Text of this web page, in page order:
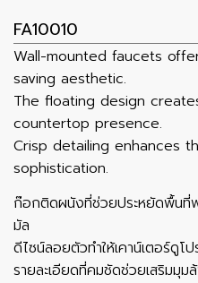
FA10010
Wall-mounted faucets
saving aesthetic.
The floating design
countertop presence.
Crisp detailing enhances
sophistication.
ก๊อกติดผนังที่ช่วยประหยัดพื้นที่
มัล
ดีไซน์ลอยตัวทำให้เคาน์เตอร์ดู
รายละเอียดที่คมชัดช่วยเสริมมุ